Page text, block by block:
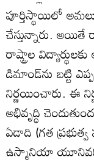
పూర్తిస్థాయిలో
చేస్తున్నారు. అయితే
రాష్ట్రాల
డిమాండ్‌ను బట్టి
నిర్ణయించారు. ఈ
అభివృద్ధి
ఏడాది (గత
ఉస్మానియా